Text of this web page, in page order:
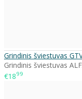
Grindinis šviestuvas
Grindinis šviestuvas
€1899